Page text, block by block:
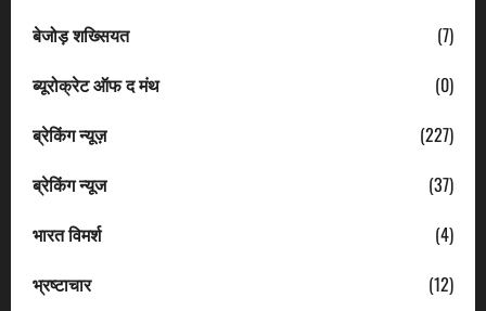
बेजोड़ शख्सियत
(7)
ब्यूरोक्रेट ऑफ द मंथ
(0)
ब्रेकिंग न्यूज़
(227)
ब्रेकिंग न्यूज
(37)
भारत विमर्श
(4)
भ्रष्टाचार
(12)